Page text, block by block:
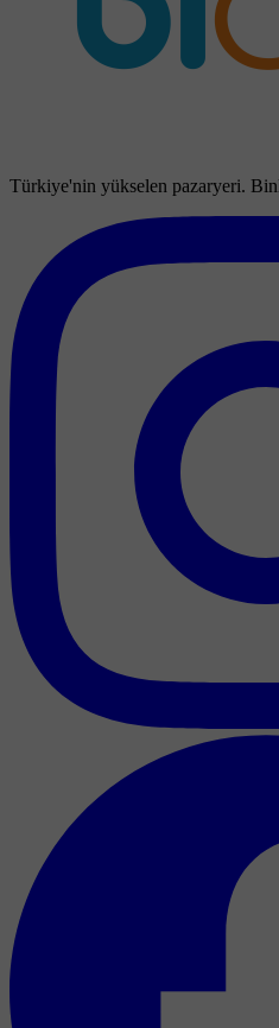
Türkiye'nin yükselen pazaryeri.